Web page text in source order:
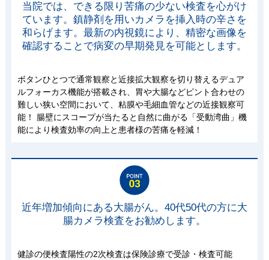
当院では、できる限り苦痛の少ない検査を心がけ
ています。鎮静剤を用いカメラを挿入時の辛さを
和らげます。最新の内視鏡により、精密な画像を
確認することで病変の早期発見を可能とします。
ボタンひとつで通常観察と近接拡大観察を切り替えるデュア
ルフォーカス機能が搭載され、胃や大腸などピント合わせの
難しい狭い空間において、粘膜や毛細血管などの近接観察可
能！ 腸壁にスコープが当たると自然に曲がる「受動湾曲」機
能により検査効率の向上と患者様の苦痛を軽減！
近年増加傾向にある大腸がん。40代50代の方に大
腸カメラ検査をお勧めします。
健診の便検査陽性の2次検査は保険診療で受診・検査可能